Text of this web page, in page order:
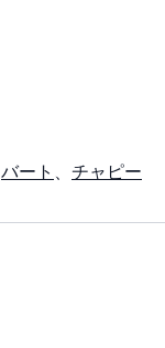
バート 、 チャピー